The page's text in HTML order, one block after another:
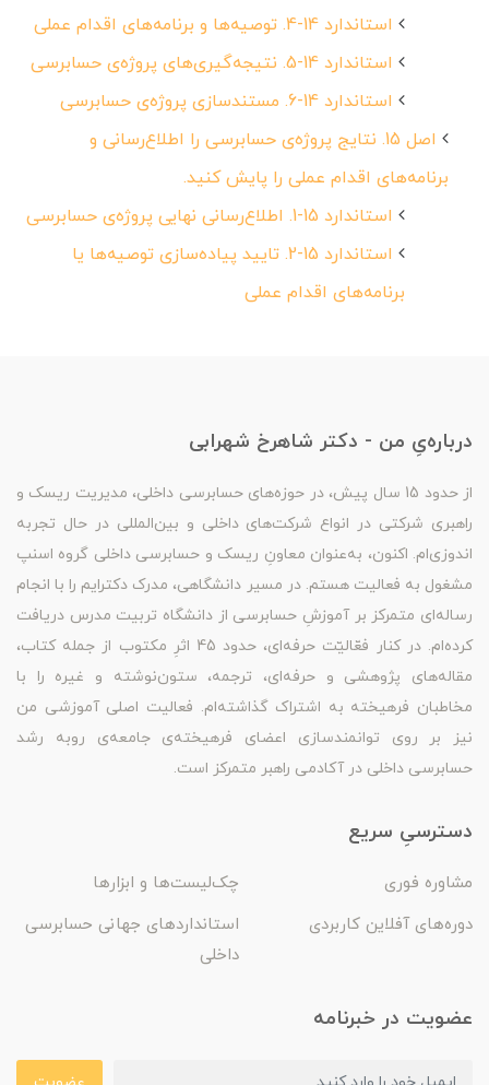
استاندارد 14-4. توصیه‌ها و برنامه‌های اقدام عملی
استاندارد 14-5. نتیجه‌گیری‌های پروژه‌ی حسابرسی
استاندارد 14-6. مستندسازی پروژه‌ی حسابرسی
اصل 15. نتایج پروژه‌ی حسابرسی را اطلاع‌رسانی و
برنامه‌های اقدام عملی را پایش کنید.
استاندارد 15-1. اطلاع‌رسانی نهایی پروژه‌ی حسابرسی
استاندارد 15-2. تایید پیاده‌سازی توصیه‌ها یا
برنامه‌های اقدام عملی
درباره‌یِ من - دکتر شاهرخ شهرابی
از حدود 15 سال پیش، در حوزه‌های حسابرسی داخلی، مدیریت ریسک و
راهبری شرکتی در انواع شرکت‌های داخلی و بین‌المللی در حال تجربه
اندوزی‌ام. اکنون، به‌عنوان معاونِ ریسک و حسابرسی داخلی گروه اسنپ
مشغول به فعالیت هستم. در مسیر دانشگاهی، مدرک دکترایم را با انجام
رساله‌ای متمرکز بر آموزشِ حسابرسی از دانشگاه تربیت مدرس دریافت
کرده‌ام. در کنار فعّالیّت حرفه‌ای، حدود 45 اثرِ مکتوب از جمله کتاب،
مقاله‌های پژوهشی و حرفه‌ای، ترجمه، ستون‌نوشته و غیره را با
مخاطبان فرهیخته به اشتراک گذاشته‌ام. فعالیت اصلی آموزشی من
نیز بر روی توانمندسازی اعضای فرهیخته‌ی جامعه‌ی روبه رشد
حسابرسی داخلی در آکادمی راهبر متمرکز است.
دسترسیِ سریع
مشاوره فوری
چک‌لیست‌ها و ابزارها
دوره‌های آفلاین کاربردی
استانداردهای جهانی حسابرسی
داخلی
عضویت در خبرنامه